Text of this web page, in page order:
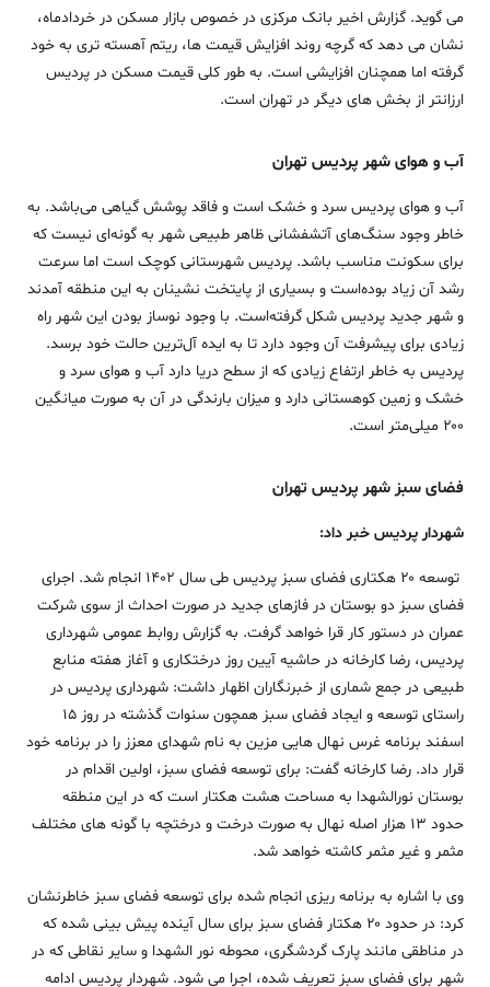
می گوید. گزارش اخیر بانک مرکزی در خصوص بازار مسکن در خردادماه،
نشان می دهد که گرچه روند افزایش قیمت ها، ریتم آهسته تری به خود
گرفته اما همچنان افزایشی است. به طور کلی قیمت مسکن در پردیس
ارزانتر از بخش های دیگر در تهران است.
آب و هوای شهر پردیس تهران
آب و هوای پردیس سرد و خشک است و فاقد پوشش گیاهی می‌باشد. به
خاطر وجود سنگ‌های آتشفشانی ظاهر طبیعی شهر به گونه‌ای نیست که
برای سکونت مناسب باشد. پردیس شهرستانی کوچک است اما سرعت
رشد آن زیاد بوده‌است و بسیاری از پایتخت نشینان به این منطقه آمدند
و شهر جدید پردیس شکل گرفته‌است. با وجود نوساز بودن این شهر راه
زیادی برای پیشرفت آن وجود دارد تا به ایده آل‌ترین حالت خود برسد.
پردیس به خاطر ارتفاع زیادی که از سطح دریا دارد آب و هوای سرد و
خشک و زمین کوهستانی دارد و میزان بارندگی در آن به صورت میانگین
۲۰۰ میلی‌متر است.
فضای سبز شهر پردیس تهران
شهردار پردیس خبر داد:
توسعه ۲۰ هکتاری فضای سبز پردیس طی سال 1402 انجام شد. اجرای
فضای سبز دو بوستان در فازهای جدید در صورت احداث از سوی شرکت
عمران در دستور کار قرا خواهد گرفت. به گزارش روابط عمومی شهرداری
پردیس، رضا کارخانه در حاشیه آیین روز درختکاری و آغاز هفته منابع
طبیعی در جمع شماری از خبرنگاران اظهار داشت: شهرداری پردیس در
راستای توسعه و ایجاد فضای سبز همچون سنوات گذشته در روز ۱۵
اسفند برنامه غرس نهال هایی مزین به نام شهدای معزز را در برنامه خود
قرار داد. رضا کارخانه گفت: برای توسعه فضای سبز، اولین اقدام در
بوستان نورالشهدا به مساحت هشت هکتار است که در این منطقه
حدود ۱۳ هزار اصله نهال به صورت درخت و درختچه با گونه های مختلف
مثمر و غیر مثمر کاشته خواهد شد.
وی با اشاره به برنامه ریزی انجام شده برای توسعه فضای سبز خاطرنشان
کرد: در حدود ۲۰ هکتار فضای سبز برای سال آینده پیش بینی شده که
در مناطقی مانند پارک گردشگری، محوطه نور الشهدا و سایر نقاطی که در
شهر برای فضای سبز تعریف شده، اجرا می شود. شهردار پردیس ادامه